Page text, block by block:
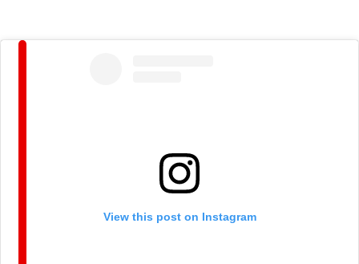
View this post on Instagram